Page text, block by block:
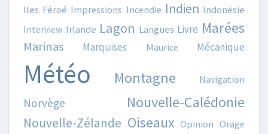
Iles Féroé Impressions Incendie Indien Indonésie
Interview Irlande Lagon Langues Livre Marées
Marinas Marquises Maurice Mécanique
Météo Montagne Navigation
Norvège Nouvelle-Calédonie
Nouvelle-Zélande Oiseaux Opinion Orage